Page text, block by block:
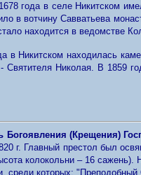
года в селе Никитском
в вотчину Савватьева
находится в ведомстве
в Никитском находилась
Николая. В 1859
Богоявления (Крещения)
г. Главный престол был
колокольни – 16
среди которых: